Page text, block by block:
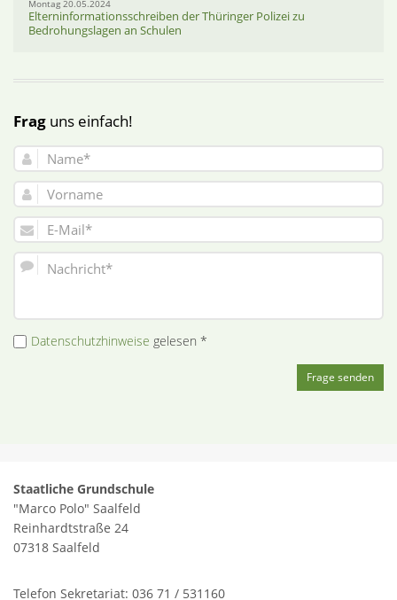
Montag 20.05.2024
Elterninformationsschreiben der Thüringer Polizei zu
Bedrohungslagen an Schulen
Frag uns einfach!
Datenschutzhinweise gelesen *
Frage senden
Staatliche Grundschule
"Marco Polo" Saalfeld
Reinhardtstraße 24
07318 Saalfeld
Telefon Sekretariat: 036 71 / 531160